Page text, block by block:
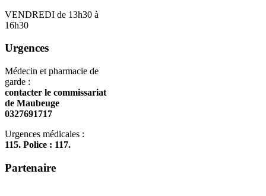
VENDREDI de 13h30 à
16h30
Urgences
Médecin et pharmacie de
garde :
contacter le commissariat
de Maubeuge
0327691717
Urgences médicales :
115. Police : 117.
Partenaire